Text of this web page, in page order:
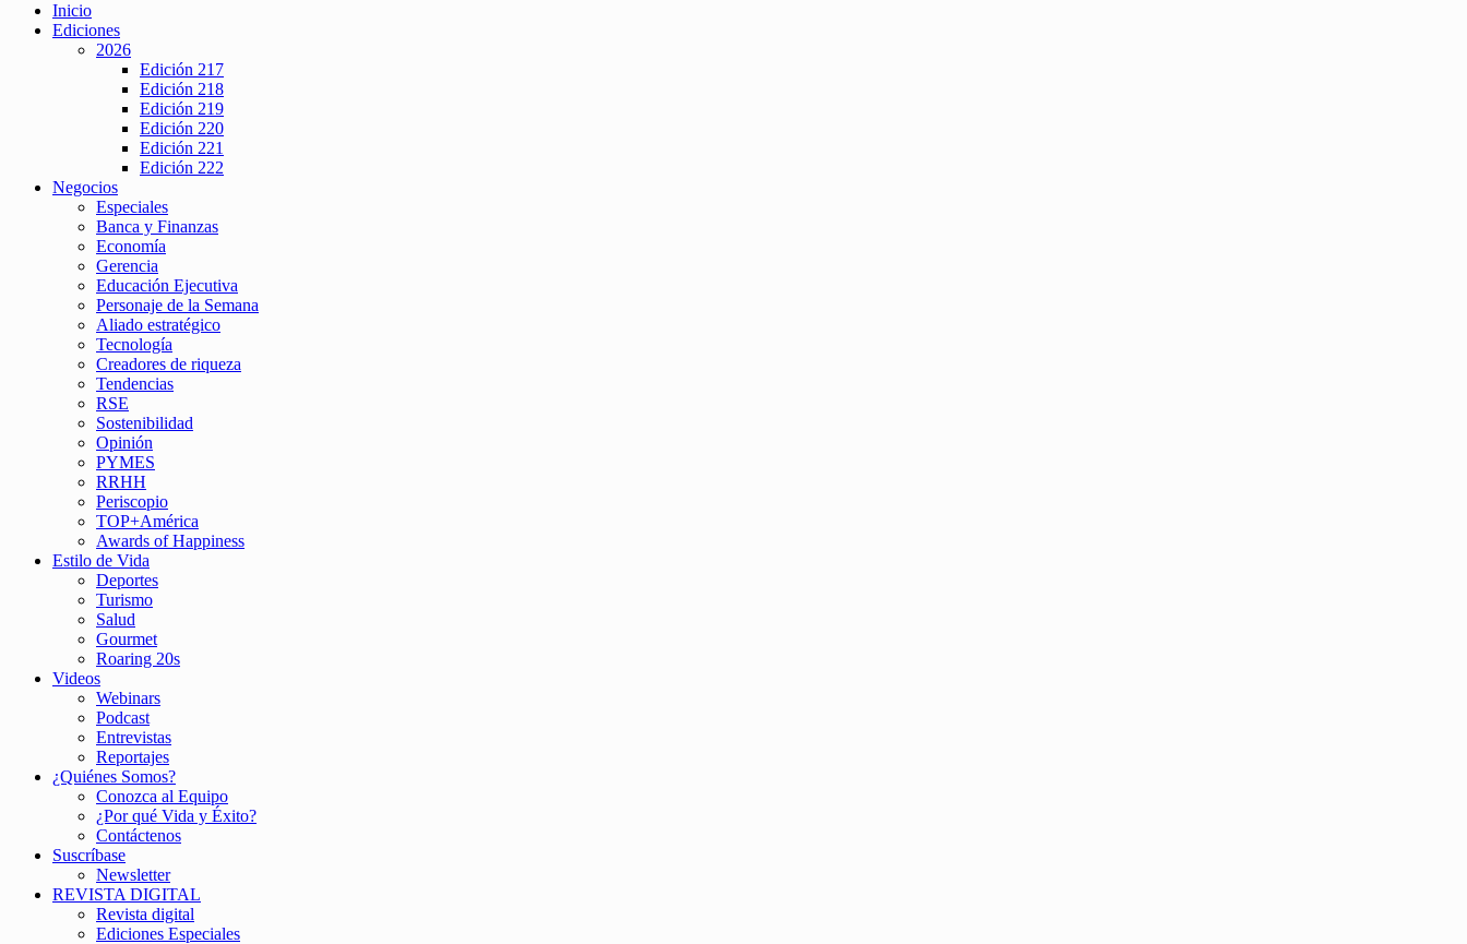
Inicio
Ediciones
2026
Edición 217
Edición 218
Edición 219
Edición 220
Edición 221
Edición 222
Negocios
Especiales
Banca y Finanzas
Economía
Gerencia
Educación Ejecutiva
Personaje de la Semana
Aliado estratégico
Tecnología
Creadores de riqueza
Tendencias
RSE
Sostenibilidad
Opinión
PYMES
RRHH
Periscopio
TOP+América
Awards of Happiness
Estilo de Vida
Deportes
Turismo
Salud
Gourmet
Roaring 20s
Videos
Webinars
Podcast
Entrevistas
Reportajes
¿Quiénes Somos?
Conozca al Equipo
¿Por qué Vida y Éxito?
Contáctenos
Suscríbase
Newsletter
REVISTA DIGITAL
Revista digital
Ediciones Especiales